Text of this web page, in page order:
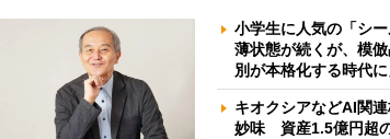
小学生に人気の「シ
薄状態が続くが、模
別が本格化する時代に
キオクシアなどAI関
妙味 資産1.5億円超